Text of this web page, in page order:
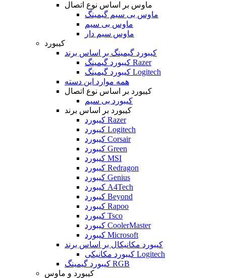
ماوس بر اساس نوع اتصال
ماوس بی سیم گیمینگ
ماوس بی سیم
ماوس سیم دار
کیبورد
کیبورد گیمینگ بر اساس برند
کیبورد گیمینگ Razer
کیبورد گیمینگ Logitech
همه موارد این دسته
کیبورد بر اساس نوع اتصال
کیبورد بی سیم
کیبورد بر اساس برند
کیبورد Razer
کیبورد Logitech
کیبورد Corsair
کیبورد Green
کیبورد MSI
کیبورد Redragon
کیبورد Genius
کیبورد A4Tech
کیبورد Beyond
کیبورد Rapoo
کیبورد Tsco
کیبورد CoolerMaster
کیبورد Microsoft
کیبورد مکانیکال بر اساس برند
کیبورد مکانیکی Logitech
کیبورد گیمینگ RGB
کیبورد و ماوس